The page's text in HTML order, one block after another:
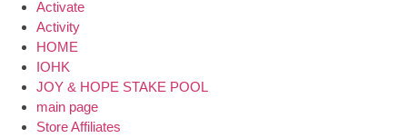
Activate
Activity
HOME
IOHK
JOY & HOPE STAKE POOL
main page
Store Affiliates